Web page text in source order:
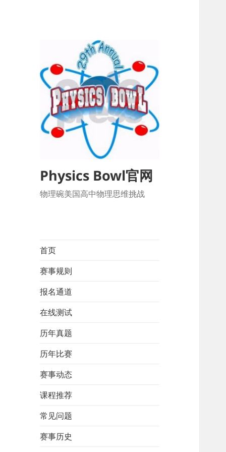
Physics Bowl官网
物理碗美国高中物理思维挑战
首页
赛事规则
报名通道
在线测试
历年真题
历年比赛
赛事动态
课程推荐
常见问题
赛事历史